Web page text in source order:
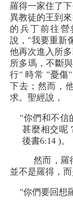
羅得一家住了
異教徒的王到
的兵丁前往
說，"我要重新
他再次進入所
所多瑪，不斷
行" 時常 "憂傷
下去；然而，
求。聖經說，
"你們和不信
甚麼相交呢
後書6:14 )。
然而，羅
並不是羅得，
"你們要回想